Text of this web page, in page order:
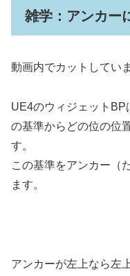
雑学：アンカー
動画内でカットしてい
UE4のウィジェットBP
の基準からどの位の位
す。
この基準をアンカー（
ます。
アンカーが左上なら左